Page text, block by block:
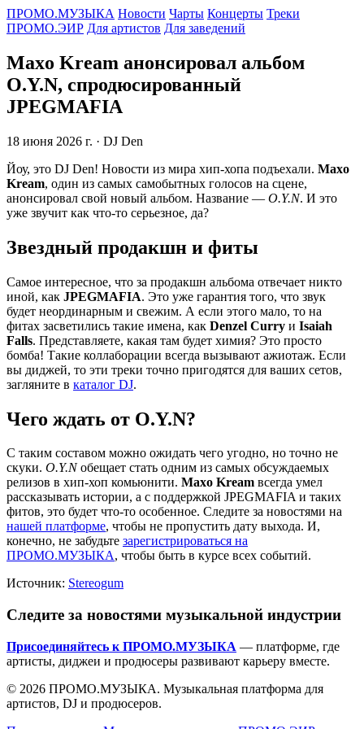
ПРОМО.МУЗЫКА Новости Чарты Концерты Треки
ПРОМО.ЭИР Для артистов Для заведений
Maxo Kream анонсировал альбом
O.Y.N, спродюсированный
JPEGMAFIA
18 июня 2026 г. · DJ Den
Йоу, это DJ Den! Новости из мира хип-хопа подъехали. Maxo
Kream, один из самых самобытных голосов на сцене,
анонсировал свой новый альбом. Название — O.Y.N. И это
уже звучит как что-то серьезное, да?
Звездный продакшн и фиты
Самое интересное, что за продакшн альбома отвечает никто
иной, как JPEGMAFIA. Это уже гарантия того, что звук
будет неординарным и свежим. А если этого мало, то на
фитах засветились такие имена, как Denzel Curry и Isaiah
Falls. Представляете, какая там будет химия? Это просто
бомба! Такие коллаборации всегда вызывают ажиотаж. Если
вы диджей, то эти треки точно пригодятся для ваших сетов,
загляните в каталог DJ.
Чего ждать от O.Y.N?
С таким составом можно ожидать чего угодно, но точно не
скуки. O.Y.Nобещает стать одним из самых обсуждаемых
релизов в хип-хоп комьюнити. Maxo Kream всегда умел
рассказывать истории, а с поддержкой JPEGMAFIA и таких
фитов, это будет что-то особенное. Следите за новостями на
нашей платформе, чтобы не пропустить дату выхода. И,
конечно, не забудьте зарегистрироваться на
ПРОМО.МУЗЫКА, чтобы быть в курсе всех событий.
Источник: Stereogum
Следите за новостями музыкальной индустрии
Присоединяйтесь к ПРОМО.МУЗЫКА — платформе, где
артисты, диджеи и продюсеры развивают карьеру вместе.
© 2026 ПРОМО.МУЗЫКА. Музыкальная платформа для
артистов, DJ и продюсеров.